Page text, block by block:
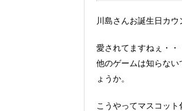
川島さんお誕生日カウ
愛されてますねぇ・・
他のゲームは知らない
ょうか。
こうやってマスコッ